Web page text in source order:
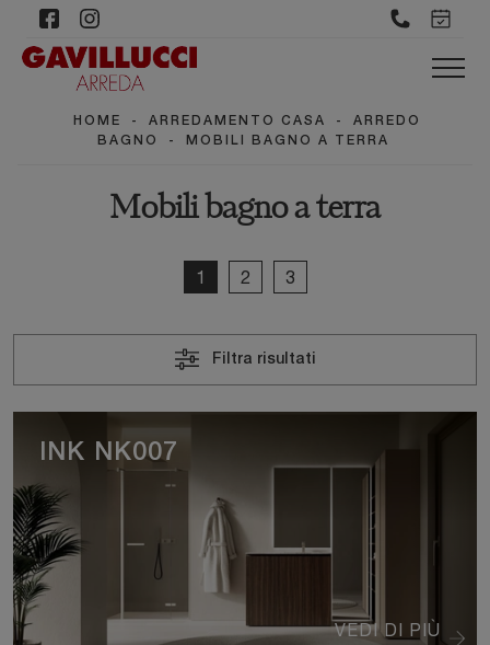
HOME - ARREDAMENTO CASA -
ARREDO
BAGNO
- MOBILI BAGNO A TERRA
Mobili bagno a terra
1 2 3
Filtra risultati
VEDI DI PIÙ
INK NK007